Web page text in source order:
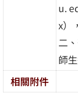
u.
x）
二
師
相關附件